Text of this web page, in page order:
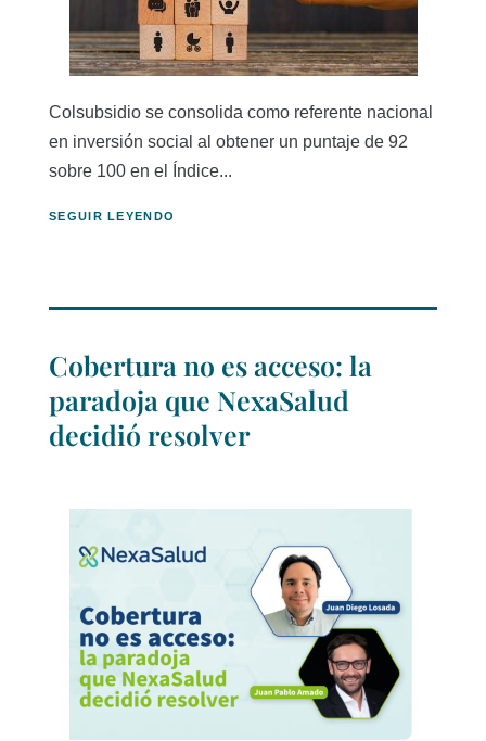
Colsubsidio se consolida como referente nacional
en inversión social al obtener un puntaje de 92
sobre 100 en el Índice...
SEGUIR LEYENDO
Cobertura no es acceso: la
paradoja que NexaSalud
decidió resolver